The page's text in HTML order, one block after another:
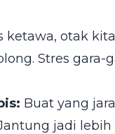
ketawa, otak
Stres
Buat yang
jadi